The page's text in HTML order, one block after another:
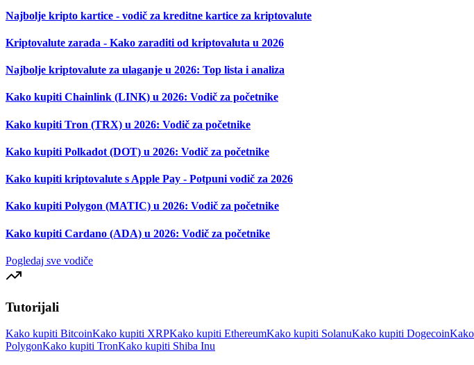
Najbolje kripto kartice - vodič za kreditne kartice za kriptovalute
Kriptovalute zarada - Kako zaraditi od kriptovaluta u 2026
Najbolje kriptovalute za ulaganje u 2026: Top lista i analiza
Kako kupiti Chainlink (LINK) u 2026: Vodič za početnike
Kako kupiti Tron (TRX) u 2026: Vodič za početnike
Kako kupiti Polkadot (DOT) u 2026: Vodič za početnike
Kako kupiti kriptovalute s Apple Pay - Potpuni vodič za 2026
Kako kupiti Polygon (MATIC) u 2026: Vodič za početnike
Kako kupiti Cardano (ADA) u 2026: Vodič za početnike
Pogledaj sve vodiče
Tutorijali
Kako kupiti BitcoinKako kupiti XRPKako kupiti EthereumKako kupiti SolanuKako kupiti Dogecoin
PolygonKako kupiti TronKako kupiti Shiba Inu